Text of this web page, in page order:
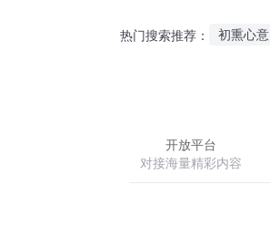
热门搜索推荐： 初熏心意
开放平台
对接海量精彩内容